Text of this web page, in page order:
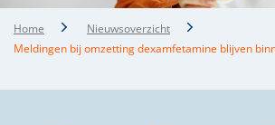
Home
Nieuwsoverzicht
Meldingen bij omzetting dexamfetamine blijven